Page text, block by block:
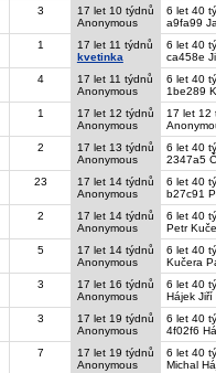
3
17 let 10 týdnů
Anonymous
6 let 40
a9fa99
1
17 let 11 týdnů
kvetinka
6 let 40
ca458e
4
17 let 11 týdnů
Anonymous
6 let 40
1be289
1
17 let 12 týdnů
Anonymous
17 let 12
2
17 let 13 týdnů
Anonymous
6 let 40
2347a5
23
17 let 14 týdnů
Anonymous
6 let 40
b27c91
2
17 let 14 týdnů
Anonymous
6 let 40
Petr
5
17 let 14 týdnů
Anonymous
6 let 40
Kučera
3
17 let 16 týdnů
Anonymous
6 let 40
Hájek
3
17 let 19 týdnů
Anonymous
6 let 40
4f02f6
7
17 let 19 týdnů
Anonymous
6 let 40
Michal